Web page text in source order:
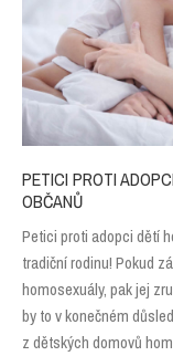
PETICI PROTI
OBČANŮ
Petici proti adopci dětí
tradiční rodinu! Pokud
homosexuály, pak jej
by to v konečném
z dětských domovů